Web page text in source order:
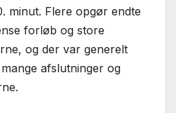
minut. Flere opgør endte
forløb og store
og der var generelt
afslutninger og